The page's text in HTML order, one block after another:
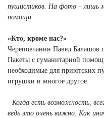
пушистиков. На фото – лишь
помощи.
«Кто, кроме нас?»
Череповчанин Павел Балашов
Пакеты с гуманитарной
необходимые для приютских
игрушки и многое другое.
- Когда есть возможность,
ведь это очень важно. Как